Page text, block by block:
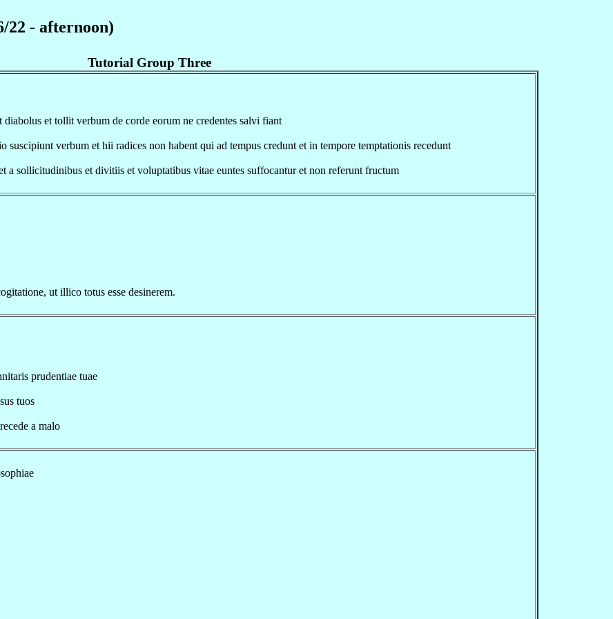
22 - afternoon)
Tutorial Group Three
et tollit verbum de corde eorum ne credentes salvi fiant
suscipiunt verbum et hii radices non habent qui ad tempus credunt et in tempore temptationis recedunt
a sollicitudinibus et divitiis et voluptatibus vitae euntes suffocantur et non referunt fructum
ut illico totus esse desinerem.
prudentiae tuae
tuos
a malo